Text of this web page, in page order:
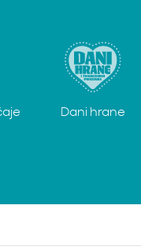
Dani hrane